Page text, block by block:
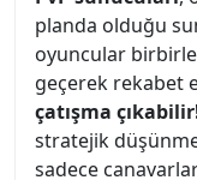
planda olduğu
oyuncular
geçerek rekabet
çatışma
stratejik
sadece